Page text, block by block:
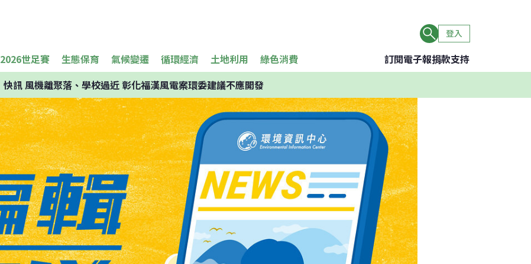
登入
2026世足賽 生態保育 氣候變遷 循環經濟 土地利用 綠色消費 訂閱電子報捐款支持
快訊風機離聚落、學校過近 彰化福漢風電案環委建議不應開發